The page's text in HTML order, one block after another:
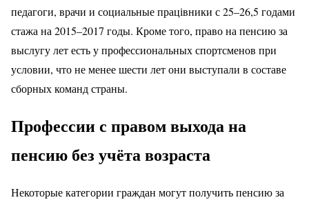
педагоги, врачи и социальные працівники с 25–26,5 годами
стажа на 2015–2017 годы. Кроме того, право на пенсию за
выслугу лет есть у профессиональных спортсменов при
условии, что не менее шести лет они выступали в составе
сборных команд страны.
Профессии с правом выхода на
пенсию без учёта возраста
Некоторые категории граждан могут получить пенсию за